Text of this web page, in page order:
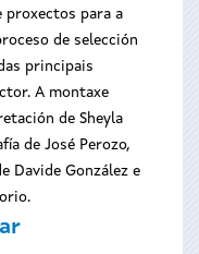
proxectos para a
de selección
principais
A montaxe
de Sheyla
de José Perozo,
Davide González e